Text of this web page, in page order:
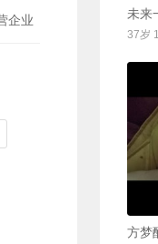
企业 未来
37岁
方梦